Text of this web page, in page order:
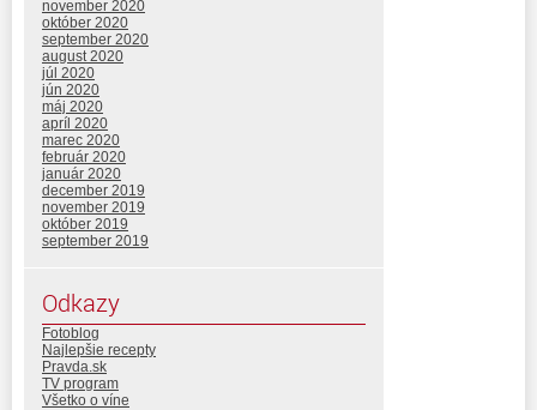
november 2020
október 2020
september 2020
august 2020
júl 2020
jún 2020
máj 2020
apríl 2020
marec 2020
február 2020
január 2020
december 2019
november 2019
október 2019
september 2019
Odkazy
Fotoblog
Najlepšie recepty
Pravda.sk
TV program
Všetko o víne